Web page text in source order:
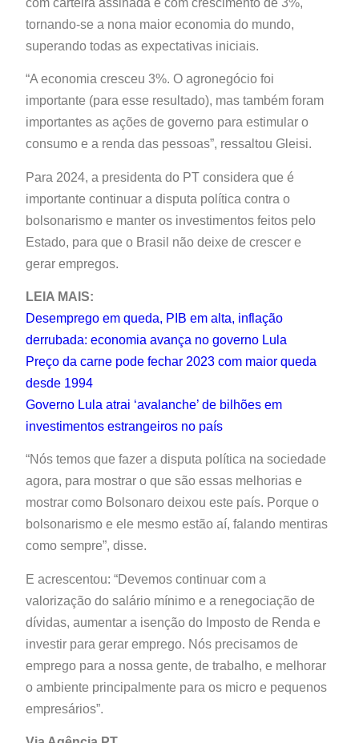
tornando-se a nona maior economia do mundo,
superando todas as expectativas iniciais.
“A economia cresceu 3%. O agronegócio foi
importante (para esse resultado), mas também foram
importantes as ações de governo para estimular o
consumo e a renda das pessoas”, ressaltou Gleisi.
Para 2024, a presidenta do PT considera que é
importante continuar a disputa política contra o
bolsonarismo e manter os investimentos feitos pelo
Estado, para que o Brasil não deixe de crescer e
gerar empregos.
LEIA MAIS:
Desemprego em queda, PIB em alta, inflação
derrubada: economia avança no governo Lula
Preço da carne pode fechar 2023 com maior queda
desde 1994
Governo Lula atrai ‘avalanche’ de bilhões em
investimentos estrangeiros no país
“Nós temos que fazer a disputa política na sociedade
agora, para mostrar o que são essas melhorias e
mostrar como Bolsonaro deixou este país. Porque o
bolsonarismo e ele mesmo estão aí, falando mentiras
como sempre”, disse.
E acrescentou: “Devemos continuar com a
valorização do salário mínimo e a renegociação de
dívidas, aumentar a isenção do Imposto de Renda e
investir para gerar emprego. Nós precisamos de
emprego para a nossa gente, de trabalho, e melhorar
o ambiente principalmente para os micro e pequenos
empresários”.